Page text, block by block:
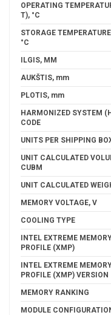
OPERATING
T), °C
STORAGE
°C
ILGIS, MM
AUKŠTIS, mm
PLOTIS, mm
HARMONIZED SYSTEM
CODE
UNITS PER SHIPPING
UNIT CALCULATED
CUBM
UNIT CALCULATED
MEMORY VOLTAGE, V
COOLING TYPE
INTEL EXTREME
PROFILE (XMP)
INTEL EXTREME
PROFILE (XMP) VERSION
MEMORY RANKING
MODULE